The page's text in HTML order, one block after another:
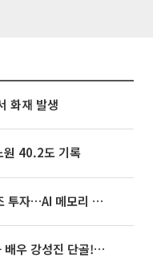
화재 발생
40.2도 기록
SK하이닉스, 용인·청주에 54조 투자…AI 메모리 생산기지 키운다
'2TV 생생정보' 오늘방송맛집- 배우 강성진 단골! 쌀국수ㆍ푸팟퐁 커리 맛집 '블○○○'